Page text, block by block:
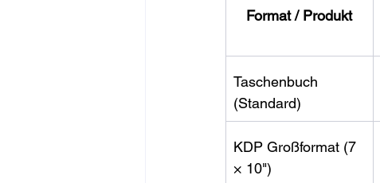
Format / Produkt
Taschenbuch
(Standard)
KDP Großformat (7
× 10")